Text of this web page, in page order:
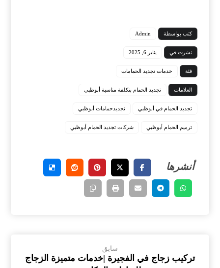
كتب بواسطة Admin
نشرت في يناير 6, 2025
فئة خدمات تجديد الحمامات
العلامات تجديد الحمام بتكلفة مناسبة أبوظبي
تجديد الحمام في أبوظبي تجديدحمامات أبوظبي
ترميم الحمام أبوظبي شركات تجديد الحمام أبوظبي
سابق
تركيب زجاج في الفجيرة |خدمات متميزة الزجاج